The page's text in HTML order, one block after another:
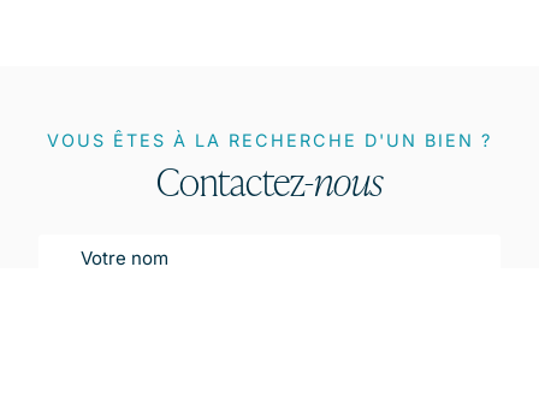
VOUS ÊTES À LA RECHERCHE D'UN BIEN ?
Contactez-nous